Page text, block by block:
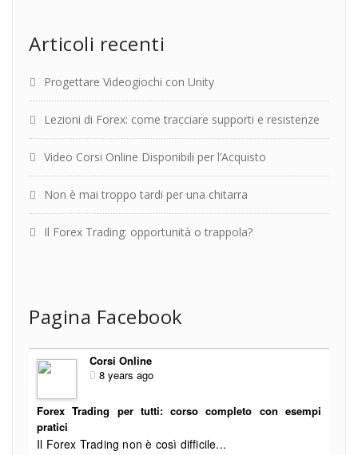
Articoli recenti
Progettare Videogiochi con Unity
Lezioni di Forex: come tracciare supporti e resistenze
Video Corsi Online Disponibili per l’Acquisto
Non è mai troppo tardi per una chitarra
Il Forex Trading: opportunità o trappola?
Pagina Facebook
Corsi Online
8 years ago
Forex Trading per tutti: corso completo con esempi
pratici
Il Forex Trading non è così difficile...